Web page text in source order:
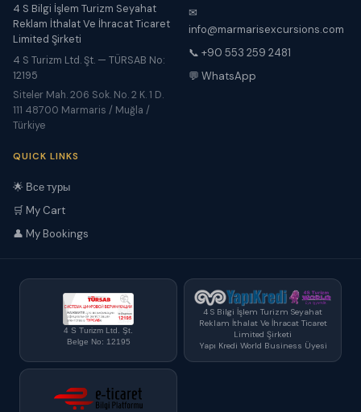
4 S Bilgi İşlem Turizm Seyahat
Reklam İthalat Ve İhracat Ticaret
Limited Şirketi
4 S Turizm Ltd. Şt. — TÜRSAB No:
12195
Siteler Mah. 206 Sok. No. 2 K. 1 D.
111 48700 Marmaris / Muğla /
Türkiye
✉
info@marmarisexcursions.com
📞 +90 553 259 2481
💬 WhatsApp
QUICK LINKS
🌟 Все туры
🛒 My Cart
👤 My Bookings
4 S Turizm Ltd. Şt.
Belge No: 12195
4 S Bilgi İşlem Turizm Seyahat
Reklam İthalat Ve İhracat Ticaret
Limited Şirketi
Yapı Kredi World Business Üyesi